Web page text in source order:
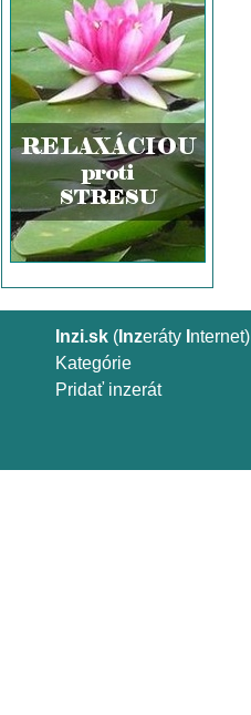
Inzi.sk ( Inzeráty nternet)
Kategórie
Pridať inzerát